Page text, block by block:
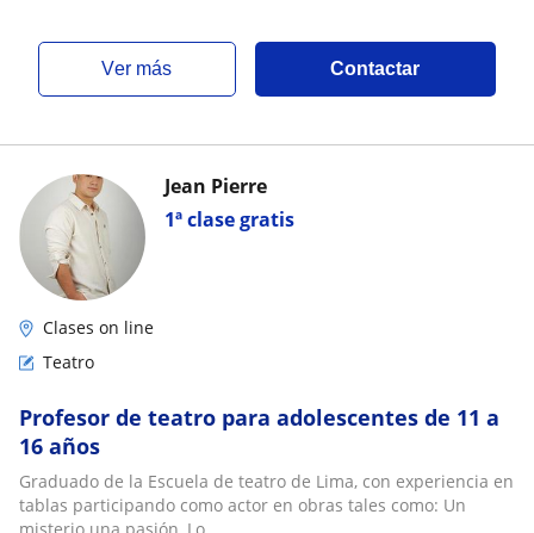
ver más Contactar
1ª clase gratis
Jean Pierre
Clases on line
Teatro
Profesor de teatro para adolescentes de 11 a
16 años
Graduado de la Escuela de teatro de Lima, con experiencia en
tablas participando como actor en obras tales como: Un